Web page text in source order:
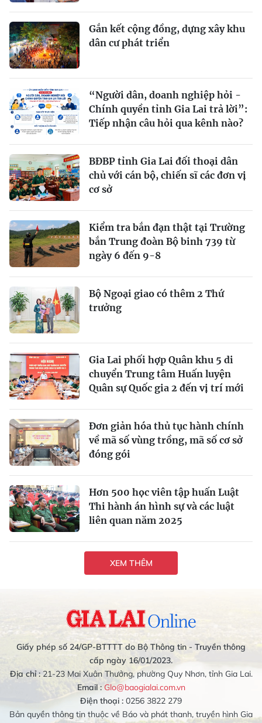
Gắn kết cộng đồng, dựng xây khu
dân cư phát triển
“Người dân, doanh nghiệp hỏi -
Chính quyền tỉnh Gia Lai trả lời”:
Tiếp nhận câu hỏi qua kênh nào?
BĐBP tỉnh Gia Lai đối thoại dân
chủ với cán bộ, chiến sĩ các đơn vị
cơ sở
Kiểm tra bắn đạn thật tại Trường
bắn Trung đoàn Bộ binh 739 từ
ngày 6 đến 9-8
Bộ Ngoại giao có thêm 2 Thứ
trưởng
Gia Lai phối hợp Quân khu 5 di
chuyển Trung tâm Huấn luyện
Quân sự Quốc gia 2 đến vị trí mới
Đơn giản hóa thủ tục hành chính
về mã số vùng trồng, mã số cơ sở
đóng gói
Hơn 500 học viên tập huấn Luật
Thi hành án hình sự và các luật
liên quan năm 2025
XEM THÊM
Giấy phép số 24/GP-BTTTT do Bộ Thông tin - Truyền thông
cấp ngày 16/01/2023.
Địa chỉ :21-23 Mai Xuân Thưởng, phường Quy Nhơn, tỉnh Gia Lai.
Email : Glo@baogialai.com.vn
Điện thoại : 0256 3822 279
Bản quyền thông tin thuộc về Báo và phát thanh, truyền hình Gia